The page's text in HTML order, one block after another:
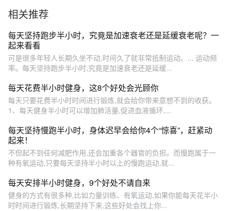
相关推荐
每天坚持跑步半小时，究竟是加速衰老还是延缓衰老呢？一
起来看看
可是很多年轻人长期久坐不动,时间久了就非常抵制运动。... 运动频
率。每天坚持跑步半小时,究竟是加速衰老还是延缓...
每天花费半小时健身，这8个好处会光顾你
每天只要花费半小时时间进行锻炼,就会给你带来意想不到的收获。
1、每天健身半小时可以增加肺活量,促进血液循环,...
每天坚持慢跑半小时，身体迟早会给你4个“惊喜”，赶紧动
起来！
不但起不到任何减肥作用,还会加重各个器官的负担。而慢跑属于一
种有氧运动,只要每天坚持半小时以上的慢跑运动,就...
每天安排半小时健身，9个好处不请自来
健身的方式有很多种,比如力量训练、有氧运动,如果你能每天花半小
时时间进行锻炼,长期坚持下来,这些好处会找上你...